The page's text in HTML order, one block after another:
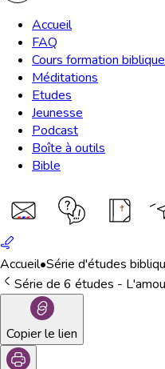
Accueil
FAQ
Cours formation biblique
Méditations
Etudes
Jeunesse
Podcast
Boîte à outils
Bible
Accueil•Série d'études
Série de 6 études -
Copier le lien